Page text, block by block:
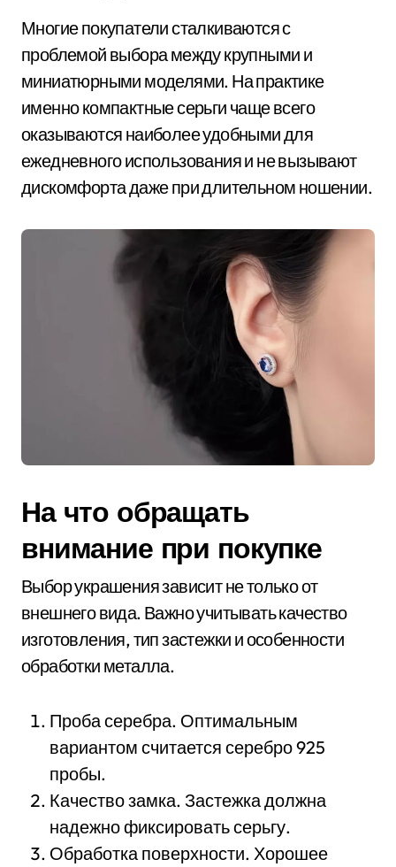
Многие покупатели сталкиваются с
проблемой выбора между крупными и
миниатюрными моделями. На практике
именно компактные серьги чаще всего
оказываются наиболее удобными для
ежедневного использования и не вызывают
дискомфорта даже при длительном ношении.
На что обращать
внимание при покупке
Выбор украшения зависит не только от
внешнего вида. Важно учитывать качество
изготовления, тип застежки и особенности
обработки металла.
Проба серебра. Оптимальным
вариантом считается серебро 925
пробы.
Качество замка. Застежка должна
надежно фиксировать серьгу.
Обработка поверхности. Хорошее